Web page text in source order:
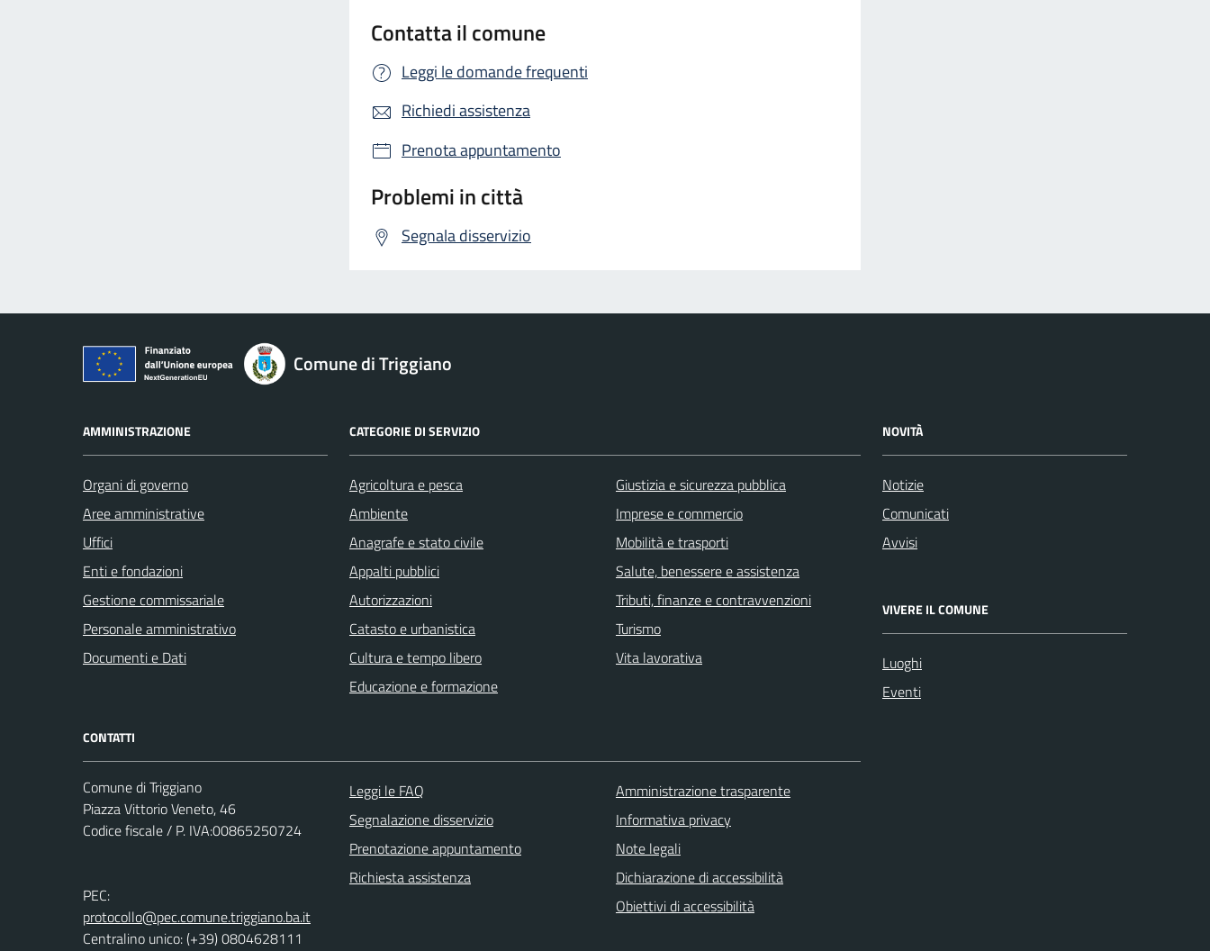
Contatta il comune
Leggi le domande frequenti
Richiedi assistenza
Prenota appuntamento
Problemi in città
Segnala disservizio
Comune di Triggiano
AMMINISTRAZIONE
Organi di governo
Aree amministrative
Uffici
Enti e fondazioni
Gestione commissariale
Personale amministrativo
Documenti e Dati
CATEGORIE DI SERVIZIO
Agricoltura e pesca
Ambiente
Anagrafe e stato civile
Appalti pubblici
Autorizzazioni
Catasto e urbanistica
Cultura e tempo libero
Educazione e formazione
Giustizia e sicurezza pubblica
Imprese e commercio
Mobilità e trasporti
Salute, benessere e assistenza
Tributi, finanze e contravvenzioni
Turismo
Vita lavorativa
NOVITÀ
Notizie
Comunicati
Avvisi
VIVERE IL COMUNE
Luoghi
Eventi
CONTATTI
Comune di Triggiano
Piazza Vittorio Veneto, 46
Codice fiscale / P. IVA:00865250724
PEC:
protocollo@pec.comune.triggiano.ba.it
Centralino unico: (+39) 0804628111
Leggi le FAQ
Segnalazione disservizio
Prenotazione appuntamento
Richiesta assistenza
Amministrazione trasparente
Informativa privacy
Note legali
Dichiarazione di accessibilità
Obiettivi di accessibilità